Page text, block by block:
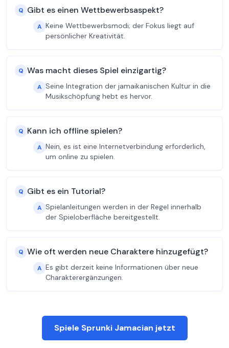
Q Gibt es einen Wettbewerbsaspekt?
A Keine Wettbewerbsmodi; der Fokus liegt auf
persönlicher Kreativität.
Q Was macht dieses Spiel einzigartig?
A Seine Integration der jamaikanischen Kultur in die
Musikschöpfung hebt es hervor.
Q Kann ich offline spielen?
A Nein, es ist eine Internetverbindung erforderlich,
um online zu spielen.
Q Gibt es ein Tutorial?
A Spielanleitungen werden in der Regel innerhalb
der Spieloberfläche bereitgestellt.
Q Wie oft werden neue Charaktere hinzugefügt?
A Es gibt derzeit keine Informationen über neue
Charakterergänzungen.
Spiele Sprunki Jamacian jetzt